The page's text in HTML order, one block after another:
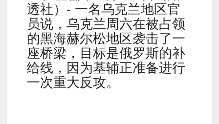
透社）- 一名乌克兰地区官
员说，乌克兰周六在被占领
的黑海赫尔松地区袭击了一
座桥梁，目标是俄罗斯的补
给线，因为基辅正准备进行
一次重大反攻。